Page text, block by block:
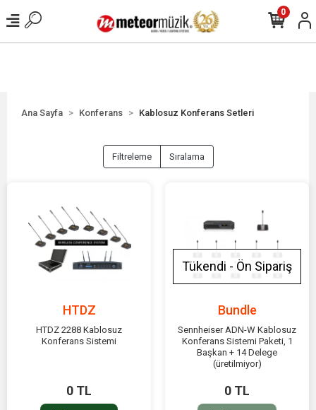
0
Ana Sayfa Konferans Kablosuz Konferans Setleri
Filtreleme Sıralama
HTDZ
HTDZ 2288 Kablosuz
Konferans Sistemi
0 TL
Tükendi - Ön Sipariş
Bundle
Sennheiser ADN-W Kablosuz
Konferans Sistemi Paketi, 1
Başkan + 14 Delege
(üretilmiyor)
0 TL